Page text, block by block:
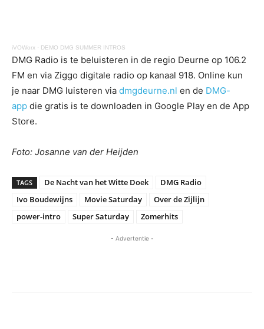
iVOWorx · DEMO DMG SUMMER INTROS
DMG Radio is te beluisteren in de regio Deurne op 106.2
FM en via Ziggo digitale radio op kanaal 918. Online kun
je naar DMG luisteren via dmgdeurne.nl en de DMG-
app die gratis is te downloaden in Google Play en de App
Store.
Foto: Josanne van der Heijden
TAGS De Nacht van het Witte Doek
DMG Radio
Ivo Boudewijns
Movie Saturday
Over de Zijlijn
power-intro
Super Saturday Zomerhits
- Advertentie -